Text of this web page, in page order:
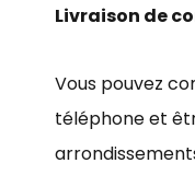
Livraison de
Vous pouvez
téléphone et